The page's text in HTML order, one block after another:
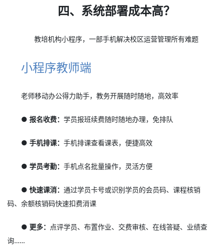
四、系统部署成本高？
教培机构小程序，一部手机解决校区运营管理所有难题
小程序教师端
老师移动办公得力助手，教务开展随时随地，高效率
● 报名收费：学员报班续费随时随地办理，免排队
● 手机排课：手机排课查看课表，便捷高效
● 学员考勤：手机点名批量操作，灵活方便
● 快速课消：通过学员卡号或识别学员的会员码、课程核销
码、余额核销码快速扣费消课
● 更多： 点评学员、布置作业、交费审核、在线答疑、业绩查
询……